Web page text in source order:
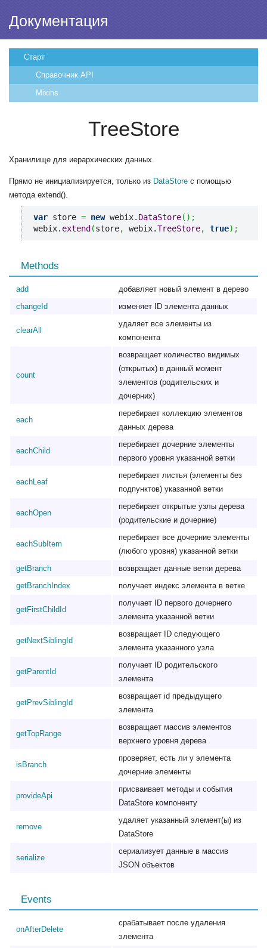
Документация
Старт
Справочник API
Mixins
TreeStore
Хранилище для иерархических данных.
Прямо не инициализируется, только из DataStore с помощью
метода extend().
var store = new webix. DataStore( ) ;
webix. extend(store, webix.TreeStore, true) ;
Methods
add
добавляет новый элемент в дерево
changeId
изменяет ID элемента данных
clearAll
удаляет все элементы из
компонента
count
возвращает количество видимых
(открытых) в данный момент
элементов (родительских и
дочерних)
each
перебирает коллекцию элементов
данных дерева
eachChild
перебирает дочерние элементы
первого уровня указанной ветки
eachLeaf
перебирает листья (элементы без
подпунктов) указанной ветки
eachOpen
перебирает открытые узлы дерева
(родительские и дочерние)
eachSubItem
перебирает все дочерние элементы
(любого уровня) указанной ветки
getBranch
возвращает данные ветки дерева
getBranchIndex
получает индекс элемента в ветке
getFirstChildId
получает ID первого дочернего
элемента указанной ветки
getNextSiblingId
возвращает ID следующего
элемента указанного узла
getParentId
получает ID родительского
элемента
getPrevSiblingId
возвращает id предыдущего
элемента
getTopRange
возвращает массив элементов
верхнего уровня дерева
isBranch
проверяет, есть ли у элемента
дочерние элементы
provideApi
присваивает методы и события
DataStore компоненту
remove
удаляет указанный элемент(ы) из
DataStore
serialize
сериализует данные в массив
JSON объектов
Events
onAfterDelete
срабатывает после удаления
элемента